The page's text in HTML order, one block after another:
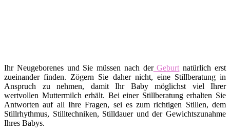
Ihr Neugeborenes und Sie müssen nach derGeburt natürlich erst
zueinander finden. Zögern Sie daher nicht, eine Stillberatung in
Anspruch zu nehmen, damit Ihr Baby möglichst viel Ihrer
wertvollen Muttermilch erhält. Bei einer Stillberatung erhalten Sie
Antworten auf all Ihre Fragen, sei es zum richtigen Stillen, dem
Stillrhythmus, Stilltechniken, Stilldauer und der Gewichtszunahme
Ihres Babys.